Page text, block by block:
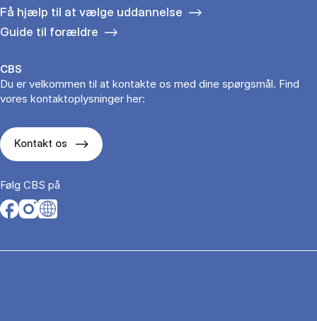
Få hjælp til at vælge uddannelse
Guide til forældre
CBS
Du er velkommen til at kontakte os med dine spørgsmål. Find
vores kontaktoplysninger her:
Kontakt os
Følg CBS på
Opens in a new tab
Opens in a new tab
Opens in a new tab